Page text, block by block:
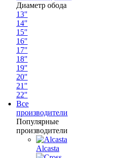
Диаметр обода
13"
14"
15"
16"
17"
18"
19"
20"
21"
22"
Все
производители
Популярные
производители
Alcasta